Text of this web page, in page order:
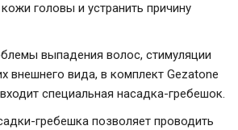
головы и устранить причину
выпадения волос, стимуляции
внешнего вида, в комплект Gezatone
специальная насадка-гребешок.
гребешка позволяет проводить